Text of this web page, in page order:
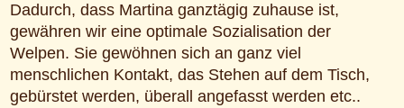
Dadurch, dass Martina ganztägig zuhause ist,
gewähren wir eine optimale Sozialisation der
Welpen. Sie gewöhnen sich an ganz viel
menschlichen Kontakt, das Stehen auf dem Tisch,
gebürstet werden, überall angefasst werden etc..